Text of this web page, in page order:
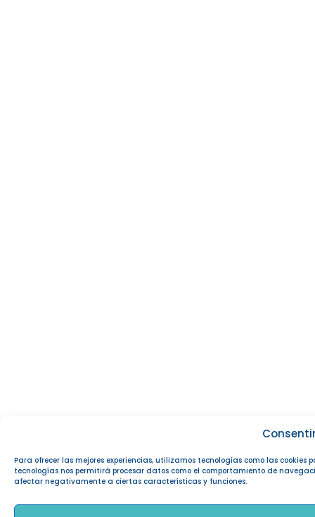
Para ofrecer las mejores experiencias, utilizamos tecnologías como las
tecnologías nos permitirá procesar datos como el comportamiento de
afectar negativamente a ciertas características y funciones.